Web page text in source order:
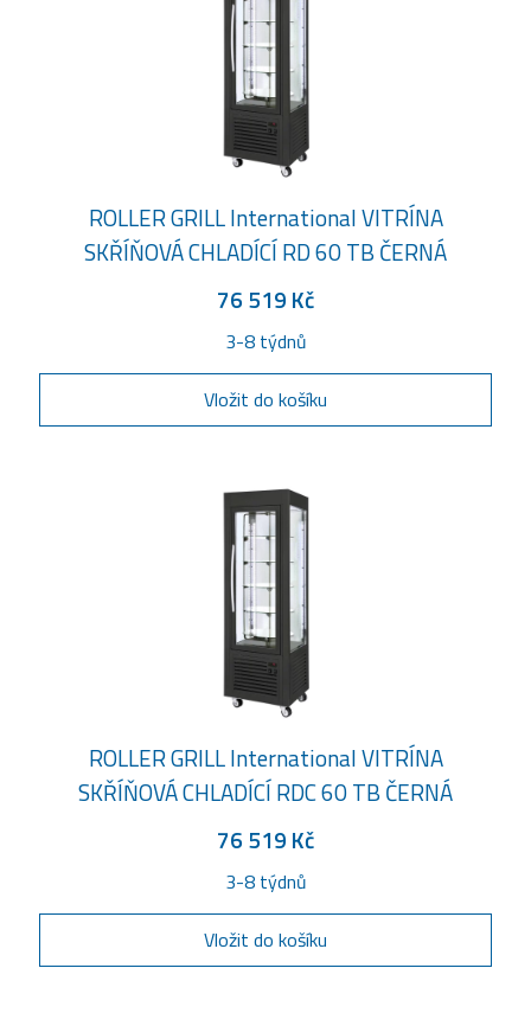
ROLLER GRILL International VITRÍNA
SKŘÍŇOVÁ CHLADÍCÍ RD 60 TB ČERNÁ
76 519 Kč
3-8 týdnů
Vložit do košíku
ROLLER GRILL International VITRÍNA
SKŘÍŇOVÁ CHLADÍCÍ RDC 60 TB ČERNÁ
76 519 Kč
3-8 týdnů
Vložit do košíku